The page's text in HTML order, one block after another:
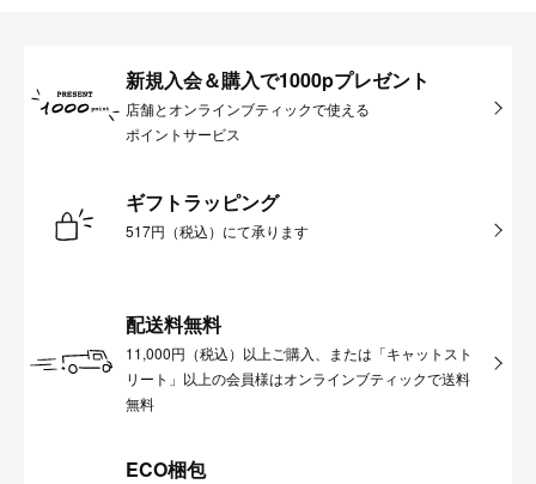
新規入会＆購入で1000pプレゼント
店舗とオンラインブティックで使える
ポイントサービス
ギフトラッピング
517円（税込）にて承ります
配送料無料
11,000円（税込）以上ご購入、または「キャットスト
リート」以上の会員様はオンラインブティックで送料
無料
ECO梱包